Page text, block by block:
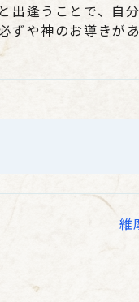
出逢うことで、自
ずや神のお導きが
維